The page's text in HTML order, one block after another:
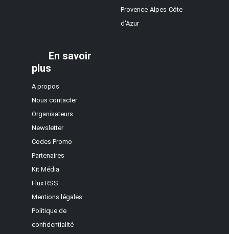
Provence-Alpes-Côte
d'Azur
En savoir
plus
A propos
Nous contacter
Organisateurs
Newsletter
Codes Promo
Partenaires
Kit Média
Flux RSS
Mentions légales
Politique de
confidentialité